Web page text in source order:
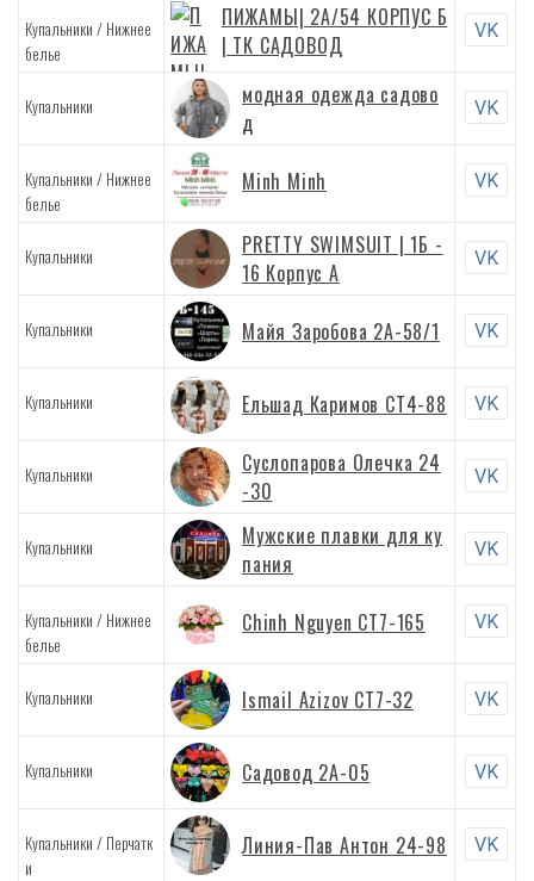
Купальники / Нижнее
белье
ПИЖАМЫ| 2А/54 КОРПУС Б
| ТК САДОВОД
VK
Купальники
модная одежда садово
д
VK
Купальники / Нижнее
белье
Minh Minh VK
Купальники
PRETTY SWIMSUIT | 1Б -
16 Корпус А
VK
Купальники Майя Заробова 2А-58/1 VK
Купальники Ельшад Каримов СТ4-88 VK
Купальники
Суслопарова Олечка 24
-30
VK
Купальники
Мужские плавки для ку
пания
VK
Купальники / Нижнее
белье
Chinh Nguyen СТ7-165 VK
Купальники Ismail Azizov СТ7-32 VK
Купальники Садовод 2А-05 VK
Купальники / Перчатк
и
Линия-Пав Антон 24-98 VK